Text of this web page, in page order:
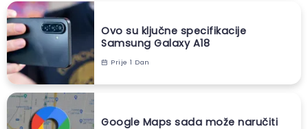
Ovo su ključne specifikacije
Samsung Galaxy A18
Prije 1 Dan
Google Maps sada može naručiti